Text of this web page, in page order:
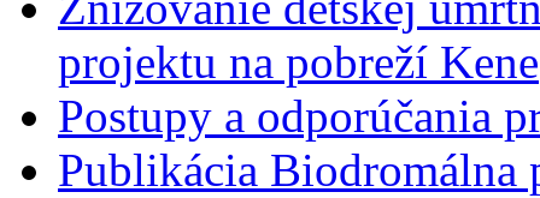
projektu na pobreží Kene
Postupy a odporúčania
Publikácia Biodromálna